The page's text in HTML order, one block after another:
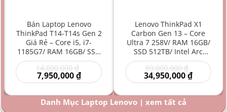
Bán Laptop Lenovo
ThinkPad T14-T14s Gen 2
Giá Rẻ – Core i5, i7-
1185G7/ RAM 16GB/ SSD
512GB/ Intel Iris Xe
Graphics/ 14 inch –
Laptop doanh nhân/
Laptop bền bỉ/ Laptop
hiệu năng mạnh giá rẻ
14,000,000₫
gốc
là:
14,000,000 ₫.
7,950,000₫Giá
hiện
là:
7,950,000 ₫.
Lenovo ThinkPad X1
Carbon Gen 13 – Core
Ultra 7 258V/ RAM 16GB/
SSD 512TB/ Intel Arc
Graphics 140V/ 14 inch –
Laptop AI Doanh Nhân
Siêu Cao Cấp Mỏng Nhẹ
69,000,000₫
gốc
là:
34,950,000₫Giá
hiện
là:
₫.
Danh Mục Laptop Lenovo | xem tất cả